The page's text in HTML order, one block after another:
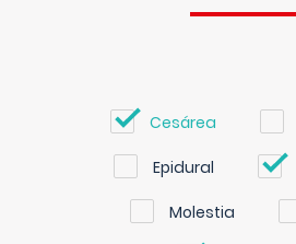
Cesárea
Epidural
Molestia